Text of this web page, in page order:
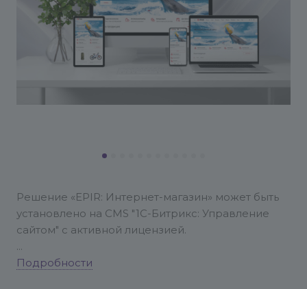
Решение «EPIR: Интернет-магазин» может быть
установлено на CMS "1С-Битрикc: Управление
сайтом" с активной лицензией.
Установка решения производится с помощью
Подробности